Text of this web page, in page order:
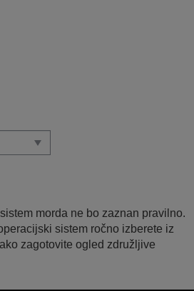
morda ne bo zaznan pravilno.
sistem ročno izberete iz
zagotovite ogled združljive